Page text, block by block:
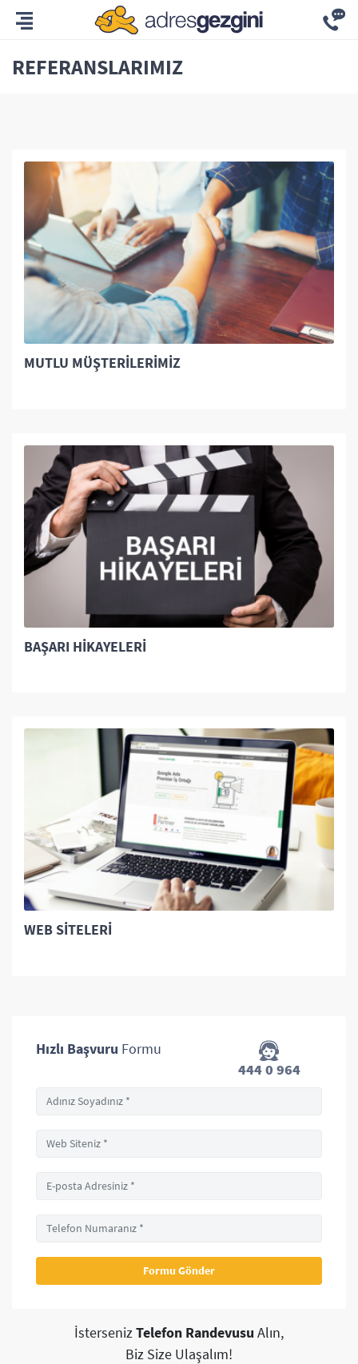
REFERANSLARIMIZ
MUTLU MÜŞTERILERIMIZ
BAŞARI HIKAYELERI
WEB SITELERI
Hızlı Başvuru Formu
444 0 964
İstersenizTelefon Randevusu Alın,
Biz Size Ulaşalım!